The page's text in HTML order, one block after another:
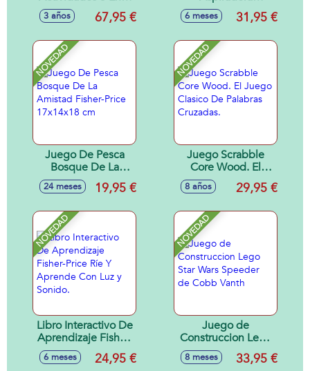
Pataditas Y
Balanceo Fisher-
3 años 67,95 €
Multilenguaje
Fisher-Price Con 45
y Frases.
6 meses 31,95 €
NOVEDAD
Juego De Pesca
Bosque De La
Amistad Fisher-
Price 17x14x18 cm
24 meses 19,95 €
NOVEDAD
Juego Scrabble
Core Wood. El
Juego Clasico De
Palabras Cruzadas.
8 años 29,95 €
NOVEDAD
Libro Interactivo De
Aprendizaje Fisher-
Price Ríe Y
Aprende Con Luz y
6 meses 24,95 €
NOVEDAD
Juego de
Construccion Lego
Star Wars Speeder
de Cobb Vanth
8 meses 33,95 €